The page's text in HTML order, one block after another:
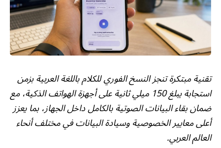
تقنية مبتكرة تنجز النسخ الفوري للكلام باللغة العربية بزمن
استجابة يبلغ 150 ميلي ثانية على أجهزة الهواتف الذكية، مع
ضمان بقاء البيانات الصوتية بالكامل داخل الجهاز، بما يعزز
أعلى معايير الخصوصية وسيادة البيانات في مختلف أنحاء
العالم العربي.